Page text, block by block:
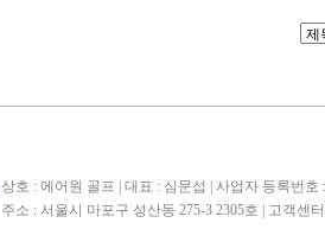
상호 : 에어원 골프 | 대표 : 심문섭 | 사업자 등록번호
주소 : 서울시 마포구 성산동 275-3 2305호 | 고객센